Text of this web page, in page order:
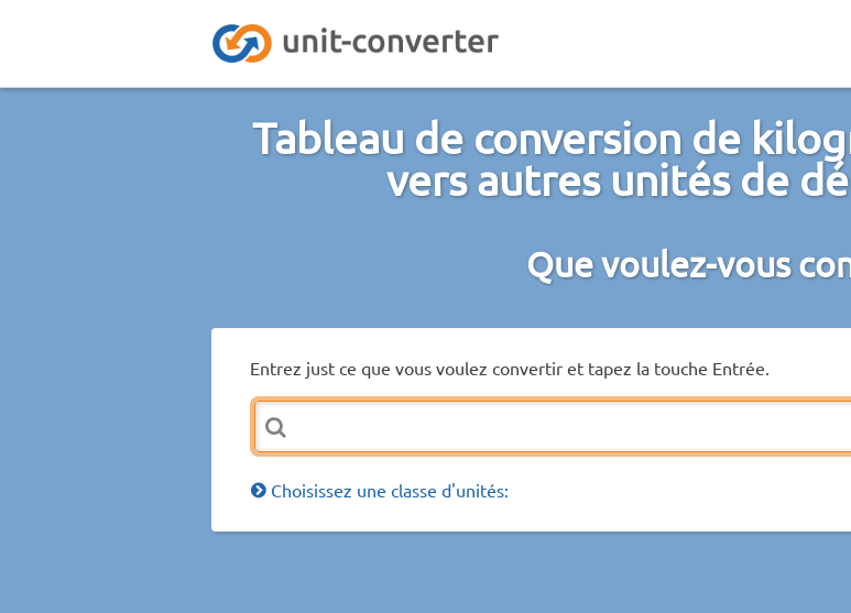
Tableau de conversion de
vers autres unités de
Que voulez-vous
Entrez just ce que vous voulez convertir et tapez la touche Entrée.
Choisissez une classe d'unités: